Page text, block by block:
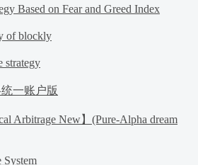
Based on Fear and Greed Index
of blockly
strategy
一账户版
Arbitrage New】(Pure-Alpha dream